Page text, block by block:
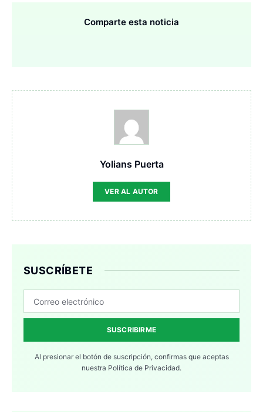
Comparte esta noticia
Yolians Puerta
VER AL AUTOR
SUSCRÍBETE
SUSCRIBIRME
Al presionar el botón de suscripción, confirmas que aceptas
nuestra Política de Privacidad.